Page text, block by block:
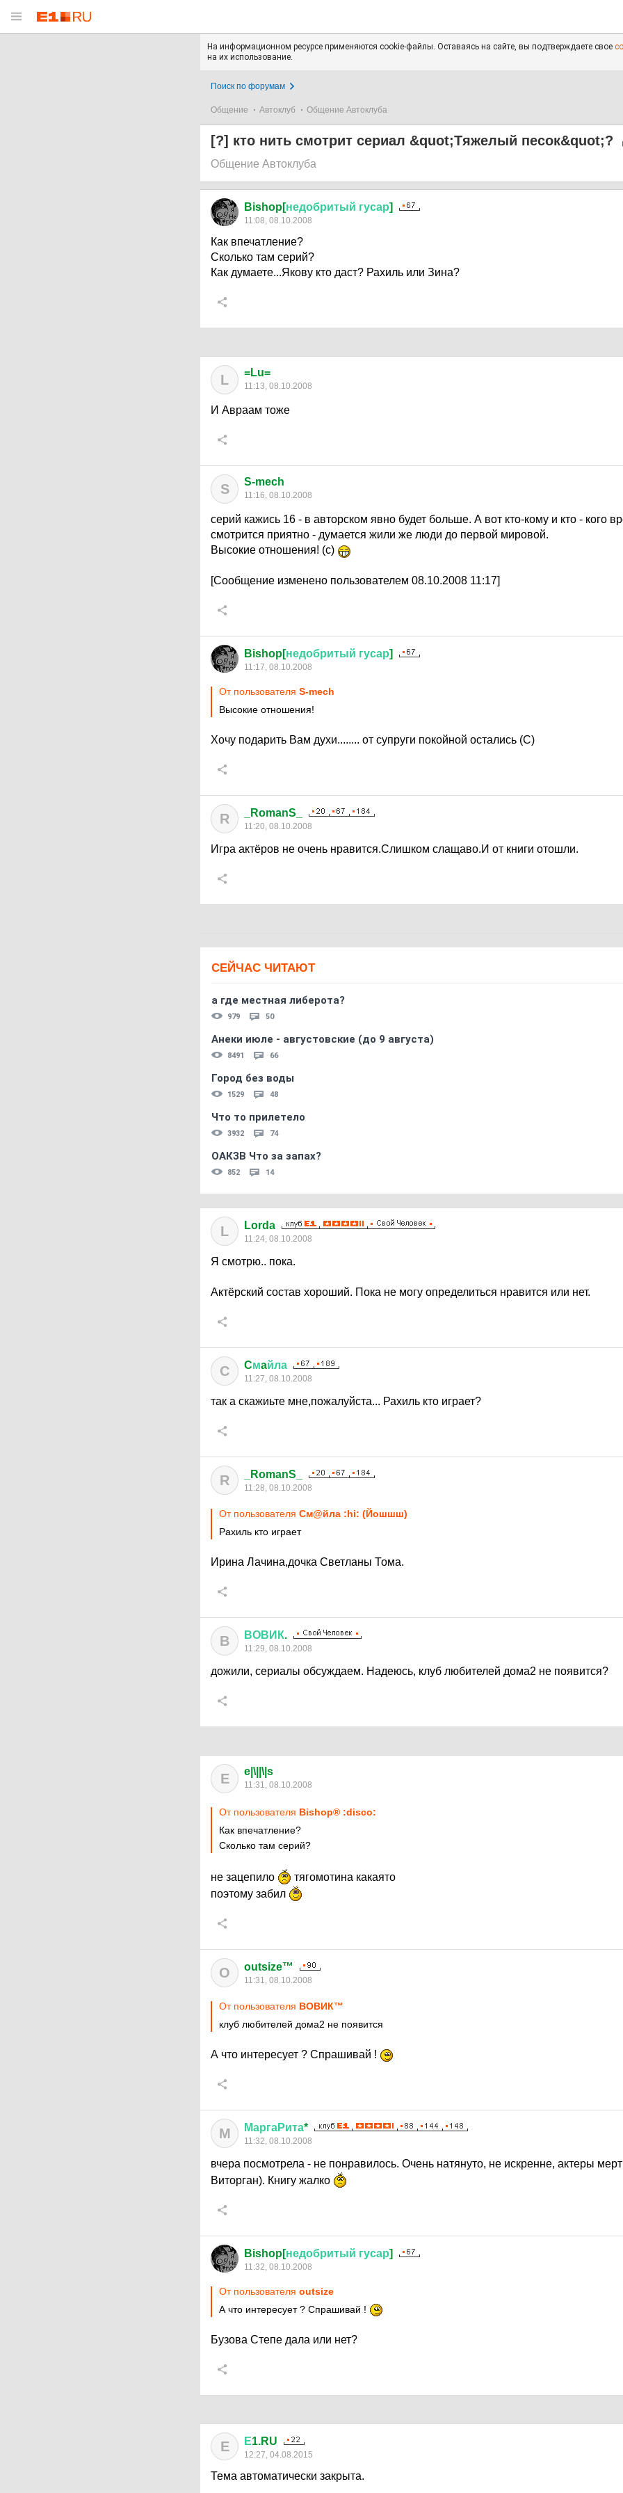
На информационном ресурсе применяются cookie-файлы. Оставаясь на сайте, вы подтверждаете свое
на их использование.
Поиск по форумам
Общение Автоклуб Общение Автоклуба
[?] кто нить смотрит сериал &quot;Тяжелый песок&quot;?
Общение Автоклуба
Bishop[недобритый гусар]
11:08, 08.10.2008
Как впечатление?
Сколько там серий?
Как думаете...Якову кто даст? Рахиль или Зина?
L =Lu=
11:13, 08.10.2008
И Авраам тоже
S S-mech
11:16, 08.10.2008
серий кажись 16 - в авторском явно будет больше. А вот кто-кому и кто - кого
смотрится приятно - думается жили же люди до первой мировой.
Высокие отношения! (с)
[Сообщение изменено пользователем 08.10.2008 11:17]
Bishop[недобритый гусар]
11:17, 08.10.2008
От пользователя S-mech
Высокие отношения!
Хочу подарить Вам духи........ от супруги покойной остались (С)
R _RomanS_
11:20, 08.10.2008
Игра актёров не очень нравится.Слишком слащаво.И от книги отошли.
СЕЙЧАС ЧИТАЮТ
а где местная либерота?
979 50
Анеки июле - августовские (до 9 августа)
8491 66
Город без воды
1529 48
Что то прилетело
3932 74
ОАКЗВ Что за запах?
852 14
L Lorda
11:24, 08.10.2008
Я смотрю.. пока.
Актёрский состав хороший. Пока не могу определиться нравится или нет.
C Cмaйла
11:27, 08.10.2008
так а скажиьте мне,пожалуйста... Рахиль кто играет?
R _RomanS_
11:28, 08.10.2008
От пользователя См@йла :hi: (Йошшш)
Рахиль кто играет
Ирина Лачина,дочка Светланы Тома.
В ВОВИК.
11:29, 08.10.2008
дожили, сериалы обсуждаем. Надеюсь, клуб любителей дома2 не появится?
E e|\||\|s
11:31, 08.10.2008
От пользователя Bishop® :disco:
Как впечатление?
Сколько там серий?
не зацепило
тягомотина какаято
поэтому забил
O outsize™
11:31, 08.10.2008
От пользователя ВОВИК™
клуб любителей дома2 не появится
А что интересует ? Спрашивай !
М МаргаРита*
11:32, 08.10.2008
вчера посмотрела - не понравилось. Очень натянуто, не искренне, актеры
Виторган). Книгу жалко
Bishop[недобритый гусар]
11:32, 08.10.2008
От пользователя outsize
А что интересует ? Спрашивай !
Бузова Степе дала или нет?
Е Е1.RU
12:27, 04.08.2015
Тема автоматически закрыта.